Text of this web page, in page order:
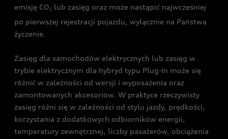
emisję CO2 lub zasięg oraz może nastąpić najwcześniej
po pierwszej rejestracji pojazdu, wyłącznie na Państwa
życzenie.
Zasięg dla samochodów elektrycznych lub zasięg w
trybie elektrycznym dla hybryd typu Plug-In może się
różnić w zależności od wersji i wyposażenia oraz
zamontowanych akcesoriów. W praktyce rzeczywisty
zasięg różni się w zależności od stylu jazdy, prędkości,
korzystania z dodatkowych odbiorników energii,
temperatury zewnętrznej, liczby pasażerów, obciążenia